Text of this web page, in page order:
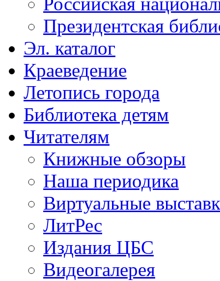
Президентская
Эл. каталог
Краеведение
Летопись города
Библиотека детям
Читателям
Книжные обзоры
Наша периодика
Виртуальные
ЛитРес
Издания ЦБС
Видеогалерея